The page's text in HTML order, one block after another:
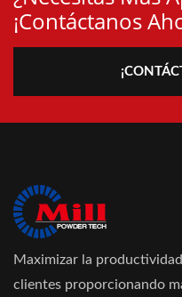
¡Contáctanos
Maximizar la
clientes proporcionando